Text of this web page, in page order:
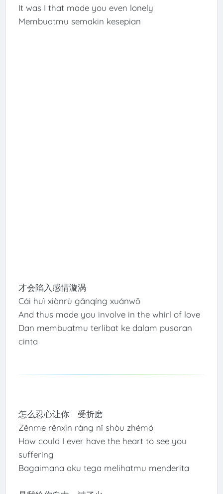
It was I that made you even lonely
Membuatmu semakin kesepian
才会陷入感情漩涡
Cái huì xiànrù gǎnqíng xuánwō
And thus made you involve in the whirl of love
Dan membuatmu terlibat ke dalam pusaran
cinta
怎么忍心让你 受折磨
Zěnme rěnxīn ràng nǐ shòu zhémó
How could I ever have the heart to see you
suffering
Bagaimana aku tega melihatmu menderita